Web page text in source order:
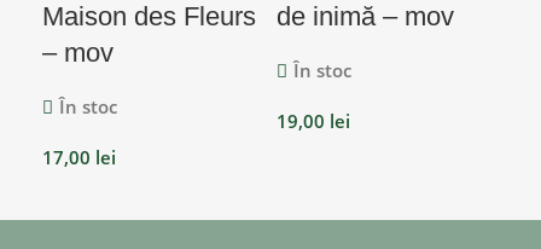
Maison des Fleurs
– mov
În stoc
17,00 lei
de inimă – mov
În stoc
19,00 lei